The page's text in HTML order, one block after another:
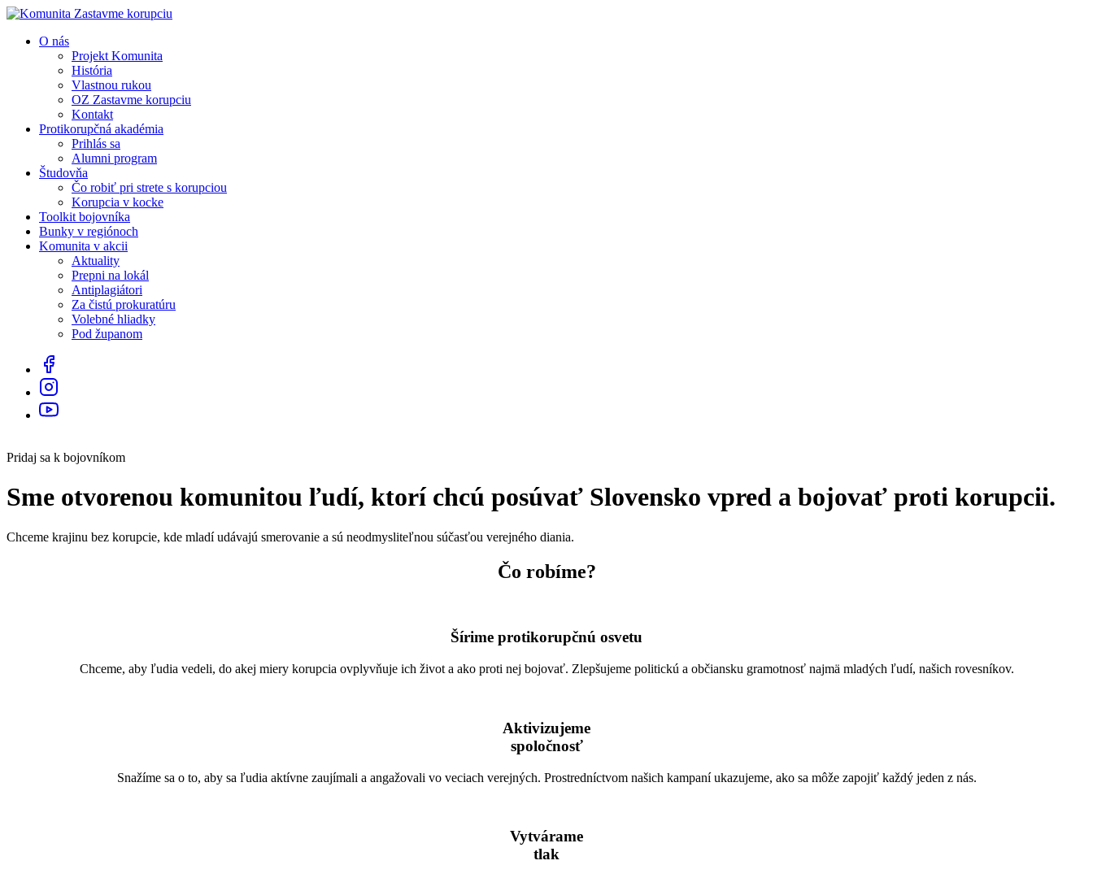
O nás
Projekt Komunita
História
Vlastnou rukou
OZ Zastavme korupciu
Kontakt
Protikorupčná akadémia
Prihlás sa
Alumni program
Študovňa
Čo robiť pri strete s korupciou
Korupcia v kocke
Toolkit bojovníka
Bunky v regiónoch
Komunita v akcii
Aktuality
Prepni na lokál
Antiplagiátori
Za čistú prokuratúru
Volebné hliadky
Pod županom
Pridaj sa k bojovníkom
Sme otvorenou komunitou ľudí, ktorí chcú posúvať Slovensko vpred a bojovať proti korupcii.
Chceme krajinu bez korupcie, kde mladí udávajú smerovanie a sú neodmysliteľnou súčasťou verejného diania.
Čo robíme?
Šírime protikorupčnú osvetu
Chceme, aby ľudia vedeli, do akej miery korupcia ovplyvňuje ich život a ako proti nej bojovať. Zlepšujeme politickú a občiansku gramotnosť najmä mladých ľudí, našich rovesníkov.
Aktivizujeme
spoločnosť
Snažíme sa o to, aby sa ľudia aktívne zaujímali a angažovali vo veciach verejných. Prostredníctvom našich kampaní ukazujeme, ako sa môže zapojiť každý jeden z nás.
Vytvárame
tlak